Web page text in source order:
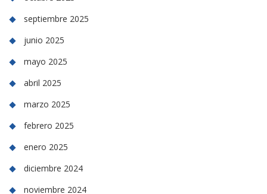
septiembre 2025
junio 2025
mayo 2025
abril 2025
marzo 2025
febrero 2025
enero 2025
diciembre 2024
noviembre 2024